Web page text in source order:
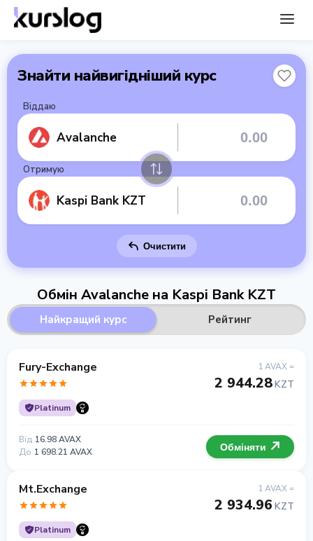
Знайти найвигідніший курс
Віддаю
Avalanche
Отримую
Kaspi Bank KZT
Очистити
Обмін Avalanche на Kaspi Bank KZT
Найкращий курс Рейтинг
Fury-Exchange
Platinum
1 AVAX =
2 944.28KZT
Від 16.98 AVAX
До 1 698.21 AVAX Обміняти
Mt.Exchange
Platinum
1 AVAX =
2 934.96 KZT